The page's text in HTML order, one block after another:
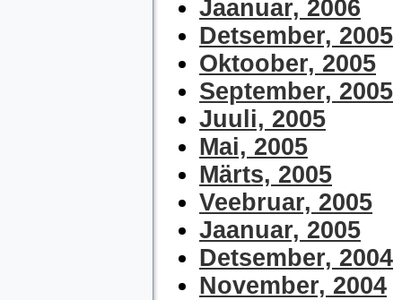
Jaanuar, 2006
Detsember, 2005
Oktoober, 2005
September, 2005
Juuli, 2005
Mai, 2005
Märts, 2005
Veebruar, 2005
Jaanuar, 2005
Detsember, 2004
November, 2004